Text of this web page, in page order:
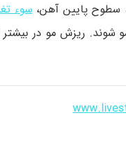
سوء
ریزش مو در بیشتر